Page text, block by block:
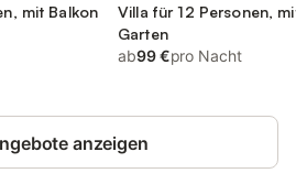
mit Balkon
Villa für 12 Personen,
Garten
ab99 €pro Nacht
anzeigen